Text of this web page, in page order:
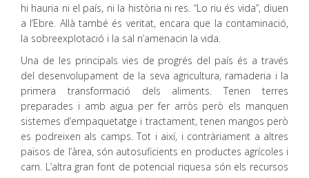
hi hauria ni el país, ni la història ni res. “Lo riu és vida”, diuen
a l’Ebre. Allà també és veritat, encara que la contaminació,
la sobreexplotació i la sal n’amenacin la vida.
Una de les principals vies de progrés del país és a través
del desenvolupament de la seva agricultura, ramaderia i la
primera transformació dels aliments. Tenen terres
preparades i amb aigua per fer arròs però els manquen
sistemes d’empaquetatge i tractament, tenen mangos però
es podreixen als camps. Tot i així, i contràriament a altres
països de l’àrea, són autosuficients en productes agrícoles i
carn. L’altra gran font de potencial riquesa són els recursos